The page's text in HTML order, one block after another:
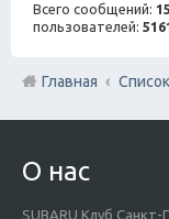
Всего сообщений:
пользователей:
Главная
О нас
SUBARU Клуб